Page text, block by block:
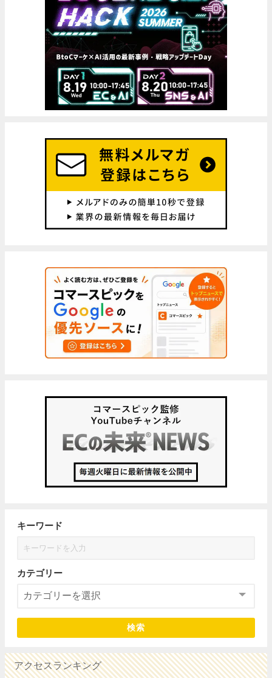
キーワード
カテゴリー
検索
アクセスランキング